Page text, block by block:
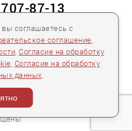
соглашаетесь с
соглашение
Согласие на обработку
Согласие на обработку
данных
87-13
звонок
2, корпус 2
info@mebelclub.ru
сайте предложения
не являются.
ограничено.
салон №1» Все права